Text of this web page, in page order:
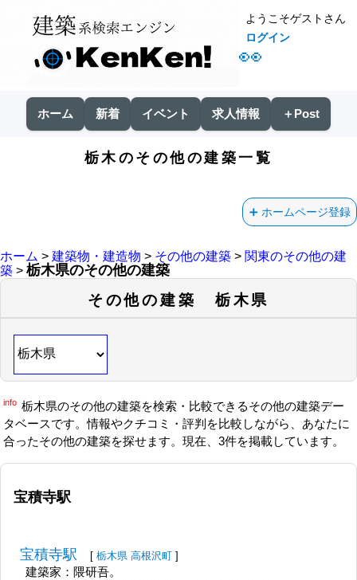
👀
ようこそゲストさん
ログイン
ホーム 新着 イベント 求人情報 ＋Post
栃木のその他の建築一覧
ホームページ登録
ホーム > 建築物・建造物 > その他の建築 > 関東のその他の建
築 > 栃木県のその他の建築
その他の建築 栃木県
info 栃木県のその他の建築を検索・比較できるその他の建築デー
タベースです。情報やクチコミ・評判を比較しながら、あなたに
合ったその他の建築を探せます。現在、3件を掲載しています。
宝積寺駅
宝積寺駅 [ 栃木県 高根沢町 ]
建築家：隈研吾。